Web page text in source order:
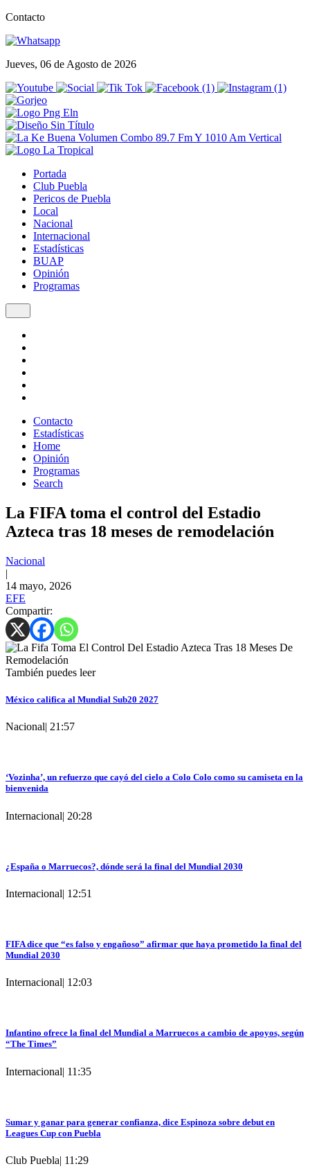
Contacto
Jueves, 06 de Agosto de 2026
Portada
Club Puebla
Pericos de Puebla
Local
Nacional
Internacional
Estadísticas
BUAP
Opinión
Programas
Contacto
Estadísticas
Home
Opinión
Programas
Search
La FIFA toma el control del Estadio
Azteca tras 18 meses de remodelación
Nacional
|
14 mayo, 2026
EFE
Compartir:
También puedes leer
México califica al Mundial Sub20 2027
Nacional| 21:57
‘Vozinha’, un refuerzo que cayó del cielo a Colo Colo como su camiseta en la
bienvenida
Internacional| 20:28
¿España o Marruecos?, dónde será la final del Mundial 2030
Internacional| 12:51
FIFA dice que “es falso y engañoso” afirmar que haya prometido la final del
Mundial 2030
Internacional| 12:03
Infantino ofrece la final del Mundial a Marruecos a cambio de apoyos, según
“The Times”
Internacional| 11:35
Sumar y ganar para generar confianza, dice Espinoza sobre debut en
Leagues Cup con Puebla
Club Puebla| 11:29